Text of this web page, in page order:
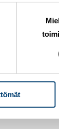
on
viiden
vähän
ja